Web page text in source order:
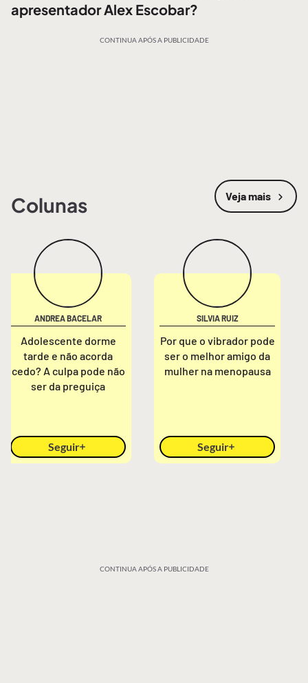
apresentador Alex Escobar?
CONTINUA APÓS A PUBLICIDADE
Colunas Veja mais
ANDREA BACELAR
Adolescente dorme
tarde e não acorda
cedo? A culpa pode não
ser da preguiça
Seguir
SILVIA RUIZ
Por que o vibrador pode
ser o melhor amigo da
mulher na menopausa
Seguir
CONTINUA APÓS A PUBLICIDADE